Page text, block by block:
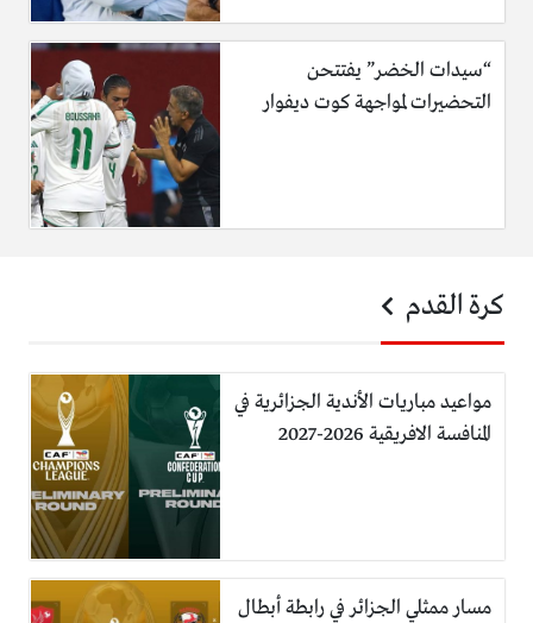
“سيدات الخضر” يفتتحن
التحضيرات لمواجهة كوت ديفوار
كرة القدم
مواعيد مباريات الأندية الجزائرية في
المنافسة الافريقية 2026-2027
مسار ممثلي الجزائر في رابطة أبطال